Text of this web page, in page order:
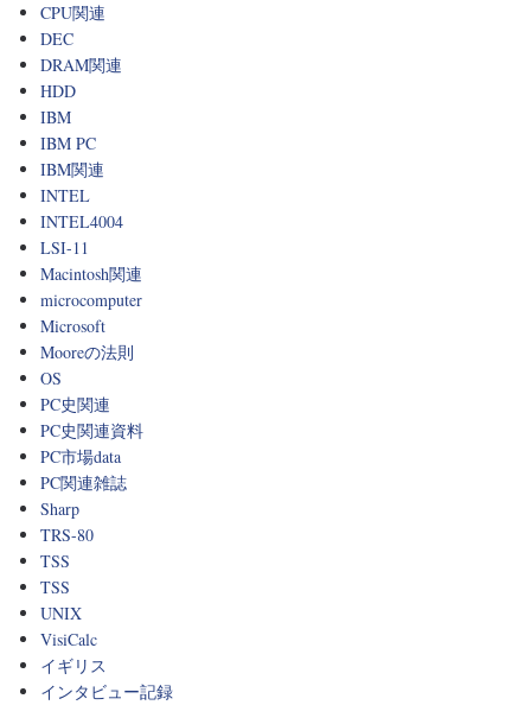
CPU関連
DEC
DRAM関連
HDD
IBM
IBM PC
IBM関連
INTEL
INTEL4004
LSI-11
Macintosh関連
microcomputer
Microsoft
Mooreの法則
OS
PC史関連
PC史関連資料
PC市場data
PC関連雑誌
Sharp
TRS-80
TSS
TSS
UNIX
VisiCalc
イギリス
インタビュー記録